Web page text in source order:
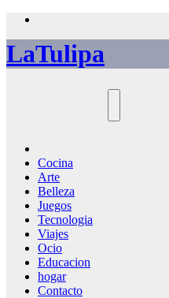
Saltar
contenido
LaTulipa
Cocina
Arte
Belleza
Juegos
Tecnologia
Viajes
Ocio
Educacion
hogar
Contacto